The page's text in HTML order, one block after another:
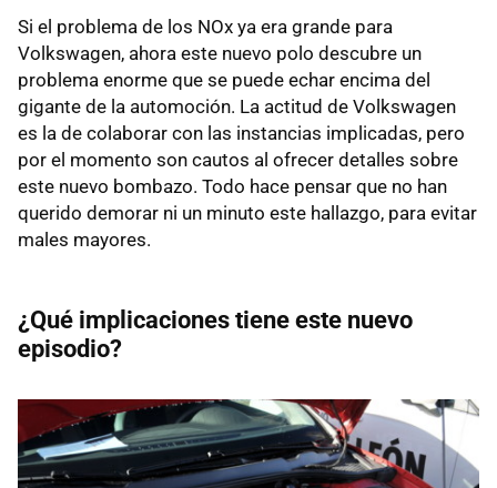
Si el problema de los NOx ya era grande para
Volkswagen, ahora este nuevo polo descubre un
problema enorme que se puede echar encima del
gigante de la automoción. La actitud de Volkswagen
es la de colaborar con las instancias implicadas, pero
por el momento son cautos al ofrecer detalles sobre
este nuevo bombazo. Todo hace pensar que no han
querido demorar ni un minuto este hallazgo, para evitar
males mayores.
¿Qué implicaciones tiene este nuevo
episodio?